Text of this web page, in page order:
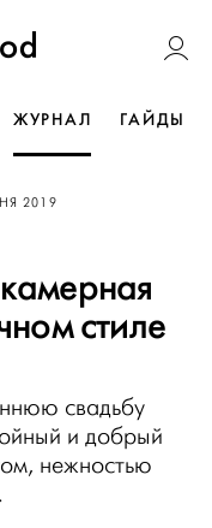
Weddywood
ЖУРНАЛ ГАЙДЫ
2019
стиле
свадьбу
и добрый
нежностью